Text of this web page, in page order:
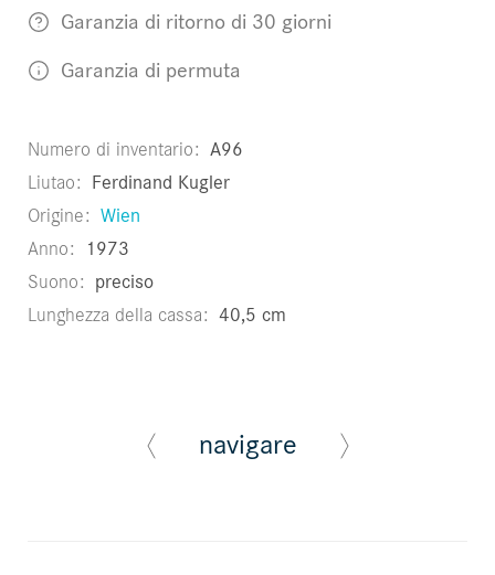
Garanzia di ritorno di 30 giorni
Garanzia di permuta
Numero di inventario A96
Liutao Ferdinand Kugler
Origine Wien
Anno
1973
Suono preciso
Lunghezza della cassa 40,5 cm
navigare